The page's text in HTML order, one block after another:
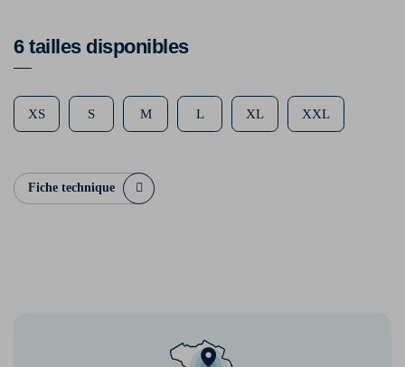
6 tailles disponibles
XS S M L XL XXL
Fiche technique